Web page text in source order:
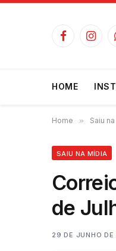
Facebook
HOME
Home » Saiu
SAIU NA MÍDIA
de
29 DE JUNHO